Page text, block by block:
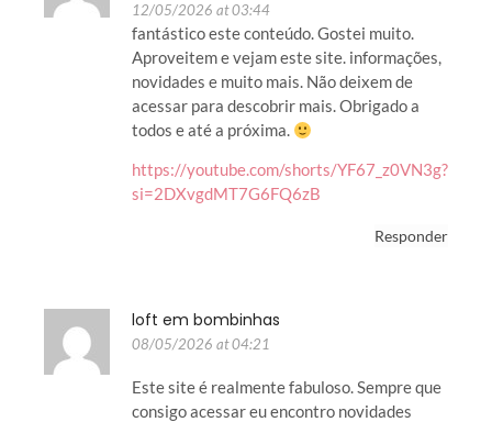
12/05/2026 at 03:44
fantástico este conteúdo. Gostei muito.
Aproveitem e vejam este site. informações,
novidades e muito mais. Não deixem de
acessar para descobrir mais. Obrigado a
todos e até a próxima.
https://youtube.com/shorts/YF67_z0VN3g?
si=2DXvgdMT7G6FQ6zB
Responder
loft em bombinhas
08/05/2026 at 04:21
Este site é realmente fabuloso. Sempre que
consigo acessar eu encontro novidades